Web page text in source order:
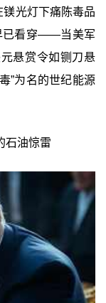
光灯下痛陈毒品
已看穿——当美军
悬赏令如铡刀悬
”为名的世纪能源
石油惊雷